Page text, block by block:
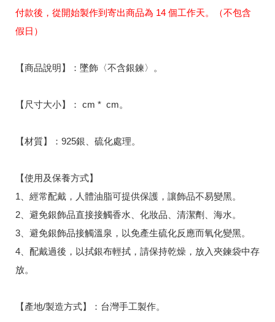
付款後，從開始製作到寄出商品為 14 個工作天。（不包含
假日）
【商品說明】：墜飾〈不含銀鍊〉。
【尺寸大小】： cm * cm。
【材質】：925銀、硫化處理。
【使用及保養方式】
1、經常配戴，人體油脂可提供保護，讓飾品不易變黑。
2、避免銀飾品直接接觸香水、化妝品、清潔劑、海水。
3、避免銀飾品接觸溫泉，以免產生硫化反應而氧化變黑。
4、配戴過後，以拭銀布輕拭，請保持乾燥，放入夾鍊袋中存
放。
【產地/製造方式】：台灣手工製作。